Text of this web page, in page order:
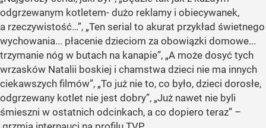
odgrzewanym kotletem- dużo reklamy i obiecywanek,
a rzeczywistość…”, „Ten serial to akurat przykład świetnego
wychowania... płacenie dzieciom za obowiązki domowe...
trzymanie nóg w butach na kanapie”, „A może dosyć tych
wrzasków Natalii boskiej i chamstwa dzieci nie ma innych
ciekawszych filmów”, „To już nie to, co było, dzieci dorosłe,
odgrzewany kotlet nie jest dobry”, „Już nawet nie byli
śmieszni w ostatnich odcinkach, a co dopiero teraz” –